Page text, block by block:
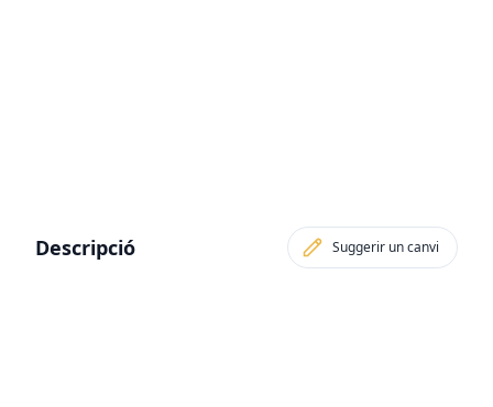
Descripció Suggerir un canvi